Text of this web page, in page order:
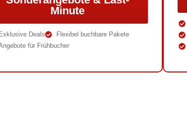
Minute
Exklusive Deals
Flexibel buchbare Pakete
für Frühbucher